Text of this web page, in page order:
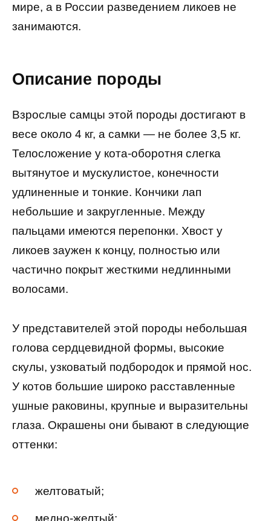
мире, а в России разведением ликоев не
занимаются.
Описание породы
Взрослые самцы этой породы достигают в
весе около 4 кг, а самки — не более 3,5 кг.
Телосложение у кота-оборотня слегка
вытянутое и мускулистое, конечности
удлиненные и тонкие. Кончики лап
небольшие и закругленные. Между
пальцами имеются перепонки. Хвост у
ликоев заужен к концу, полностью или
частично покрыт жесткими недлинными
волосами.
У представителей этой породы небольшая
голова сердцевидной формы, высокие
скулы, узковатый подбородок и прямой нос.
У котов большие широко расставленные
ушные раковины, крупные и выразительны
глаза. Окрашены они бывают в следующие
оттенки:
желтоватый;